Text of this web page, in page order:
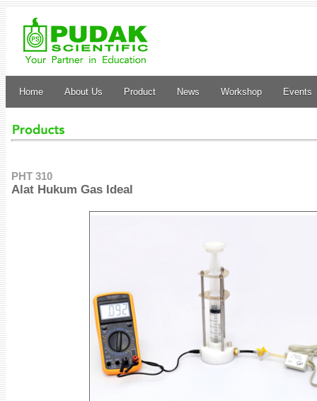
Home About Us Product News Workshop Events
PHT 310
Alat Hukum Gas Ideal